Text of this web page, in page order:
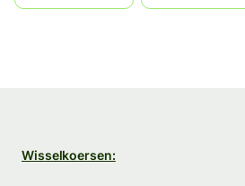
Wisselkoersen: